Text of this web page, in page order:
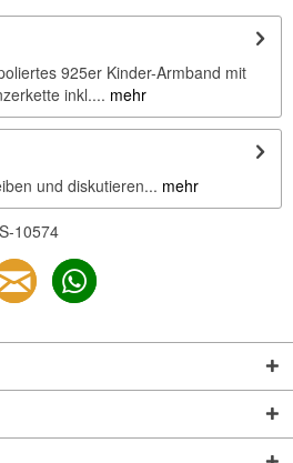
925er Kinder-Armband mit
inkl.... mehr
und diskutieren... mehr
10574